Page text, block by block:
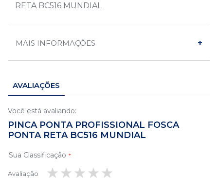
RETA BC516 MUNDIAL
MAIS INFORMAÇÕES
AVALIAÇÕES
Você está avaliando:
PINCA PONTA PROFISSIONAL FOSCA
PONTA RETA BC516 MUNDIAL
Sua Classificação
Avaliação